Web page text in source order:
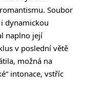
Soubor
dynamickou
naplno její
v poslední větě
možná na
intonace, vstříc